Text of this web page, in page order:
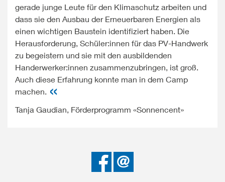
gerade junge Leute für den Klimaschutz arbeiten und
dass sie den Ausbau der Erneuerbaren Energien als
einen wichtigen Baustein identifiziert haben. Die
Herausforderung, Schüler:innen für das PV-Handwerk
zu begeistern und sie mit den ausbildenden
Handerwerker:innen zusammenzubringen, ist groß.
Auch diese Erfahrung konnte man in dem Camp
machen.
Tanja Gaudian, Förderprogramm «Sonnencent»
Bei
Facebook